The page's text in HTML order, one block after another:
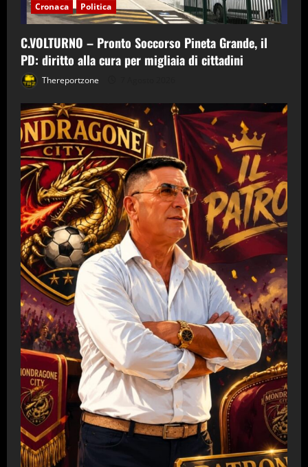
Cronaca Politica
C.VOLTURNO – Pronto Soccorso Pineta Grande, il
PD: diritto alla cura per migliaia di cittadini
Thereportzone